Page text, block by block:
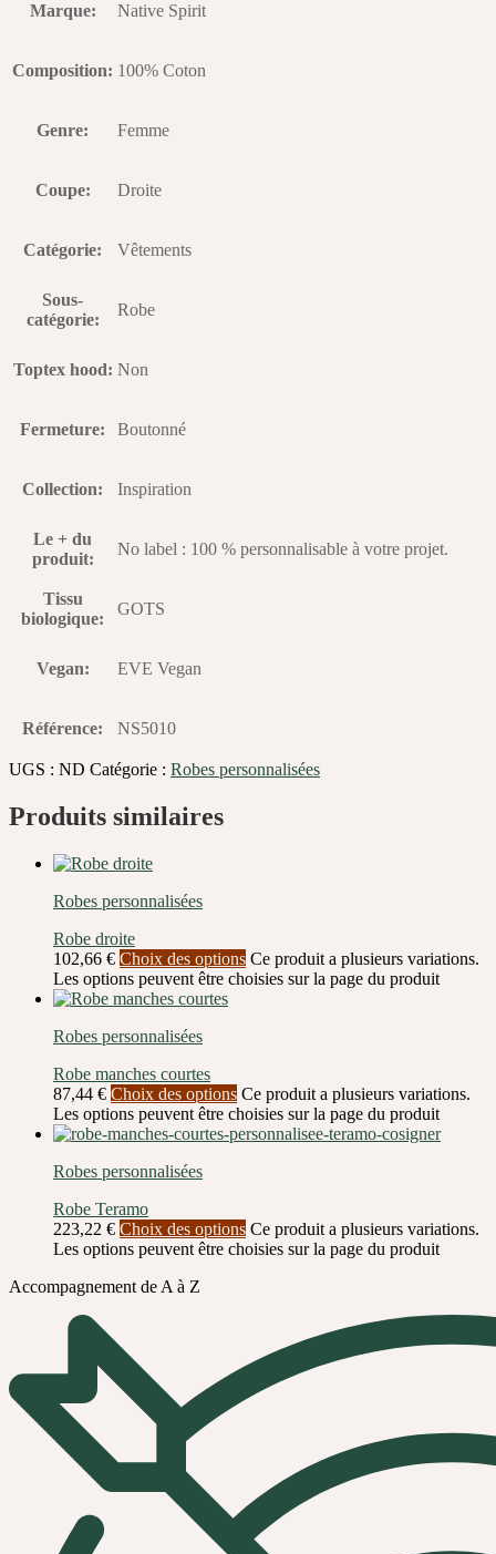
Marque: Native Spirit
Composition: 100% Coton
Genre: Femme
Coupe: Droite
Catégorie: Vêtements
Sous-
catégorie:
Robe
Toptex hood: Non
Fermeture: Boutonné
Collection: Inspiration
Le + du
produit:
No label : 100 % personnalisable à votre projet.
Tissu
biologique:
GOTS
Vegan: EVE Vegan
Référence: NS5010
UGS : ND Catégorie : Robes personnalisées
Produits similaires
Robes personnalisées
Robe droite
102,66 € Choix des options Ce produit a plusieurs variations.
Les options peuvent être choisies sur la page du produit
Robes personnalisées
Robe manches courtes
87,44 € Choix des options Ce produit a plusieurs variations.
Les options peuvent être choisies sur la page du produit
Robes personnalisées
Robe Teramo
223,22 € Choix des options Ce produit a plusieurs variations.
Les options peuvent être choisies sur la page du produit
Accompagnement de A à Z